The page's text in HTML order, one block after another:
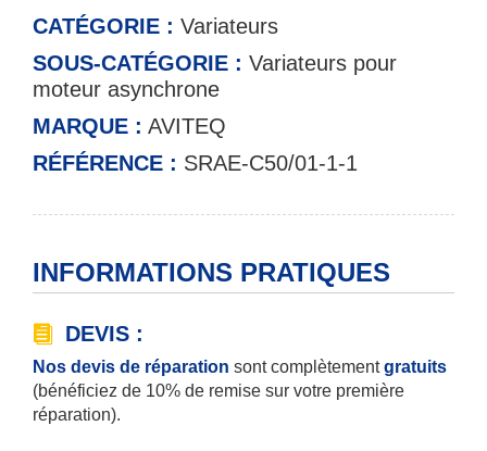
CATÉGORIE : Variateurs
SOUS-CATÉGORIE : Variateurs pour
moteur asynchrone
MARQUE : AVITEQ
RÉFÉRENCE : SRAE-C50/01-1-1
INFORMATIONS PRATIQUES
DEVIS :
Nos devis de réparation sont complètementgratuits
(bénéficiez de 10% de remise sur votre première
réparation).